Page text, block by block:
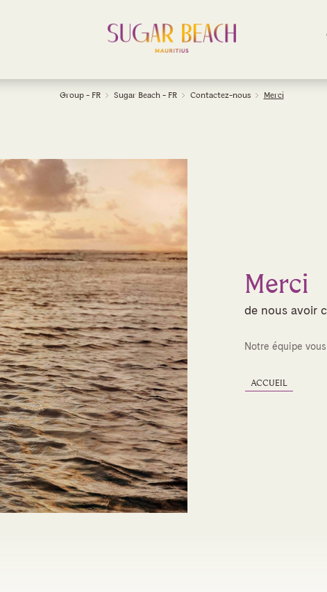
Group - FR Sugar Beach - FR Contactez-nous Merci
Merci
de nous avoir
Notre équipe
ACCUEIL